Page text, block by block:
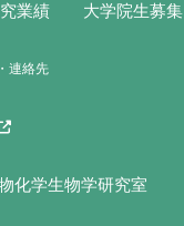
業績 大学院生募集
連絡先
化学生物学研究室